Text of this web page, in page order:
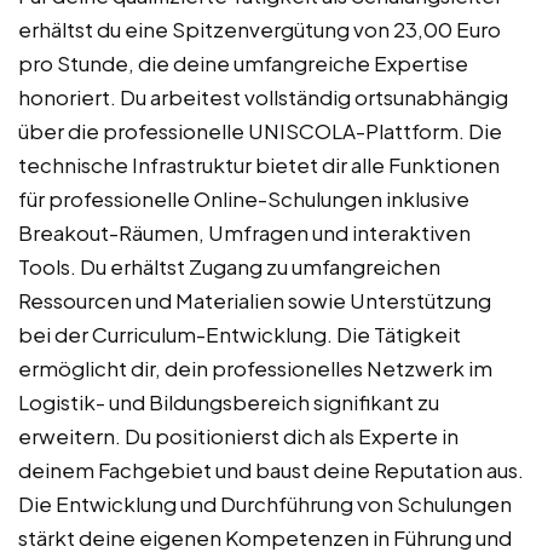
erhältst du eine Spitzenvergütung von 23,00 Euro
pro Stunde, die deine umfangreiche Expertise
honoriert. Du arbeitest vollständig ortsunabhängig
über die professionelle UNISCOLA-Plattform. Die
technische Infrastruktur bietet dir alle Funktionen
für professionelle Online-Schulungen inklusive
Breakout-Räumen, Umfragen und interaktiven
Tools. Du erhältst Zugang zu umfangreichen
Ressourcen und Materialien sowie Unterstützung
bei der Curriculum-Entwicklung. Die Tätigkeit
ermöglicht dir, dein professionelles Netzwerk im
Logistik- und Bildungsbereich signifikant zu
erweitern. Du positionierst dich als Experte in
deinem Fachgebiet und baust deine Reputation aus.
Die Entwicklung und Durchführung von Schulungen
stärkt deine eigenen Kompetenzen in Führung und